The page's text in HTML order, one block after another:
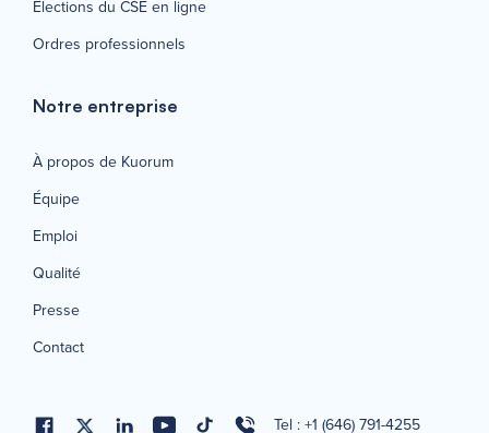
Élections du CSE en ligne
Ordres professionnels
Notre entreprise
À propos de Kuorum
Équipe
Emploi
Qualité
Presse
Contact
Tel : +1 (646) 791-4255